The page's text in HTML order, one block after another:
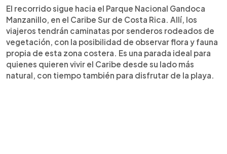
El recorrido sigue hacia el Parque Nacional Gandoca
Manzanillo, en el Caribe Sur de Costa Rica. Allí, los
viajeros tendrán caminatas por senderos rodeados de
vegetación, con la posibilidad de observar flora y fauna
propia de esta zona costera. Es una parada ideal para
quienes quieren vivir el Caribe desde su lado más
natural, con tiempo también para disfrutar de la playa.